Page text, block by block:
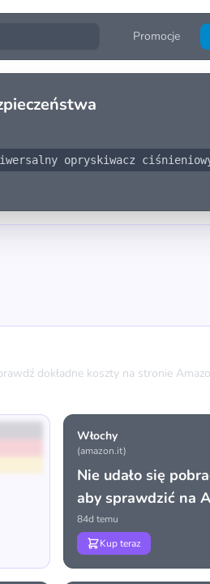
Promocje
opryskiwacz
dokładne koszty na stronie
Włochy
(amazon.it)
Nie udało się
aby sprawdzić na
84d temu
Kup teraz